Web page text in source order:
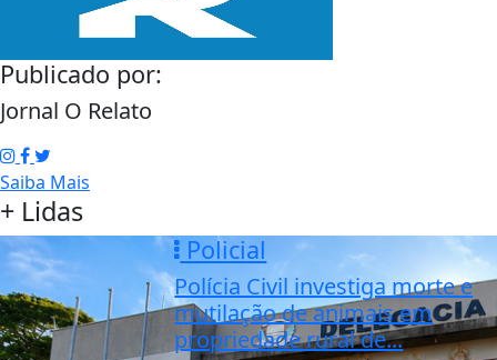
Publicado por:
Jornal O Relato
Saiba Mais
+ Lidas
Policial
Polícia Civil investiga morte e
mutilação de animais em
propriedade rural de...